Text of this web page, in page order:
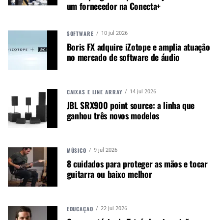
falantes OEM.
Ao estender os negócios do Grupo para novos
produtos e mercados, que complementam suas
ofertas existentes, a aquisição se alinha
clientes principais, expandir para novos mercados
e aumentar o valor vitalício para os clientes.
Tim Carroll, diretor administrativo, disse: “É um
Conhecemos bem a equipe e o negócio, pois a
Martin Audio é um grande cliente da Linea
Research. Isso levará a muitas sinergias e
um todo.”
um fornecedor na Conecta+
SOFTWARE 10 jul 2026
Boris FX adquire iZotope e amplia atuação
no mercado de software de áudio
CAIXAS E LINE ARRAY 14 jul 2026
JBL SRX900 point source: a linha que
ganhou três novos modelos
MÚSICO 9 jul 2026
8 cuidados para proteger as mãos e tocar
guitarra ou baixo melhor
EDUCAÇÃO 22 jul 2026